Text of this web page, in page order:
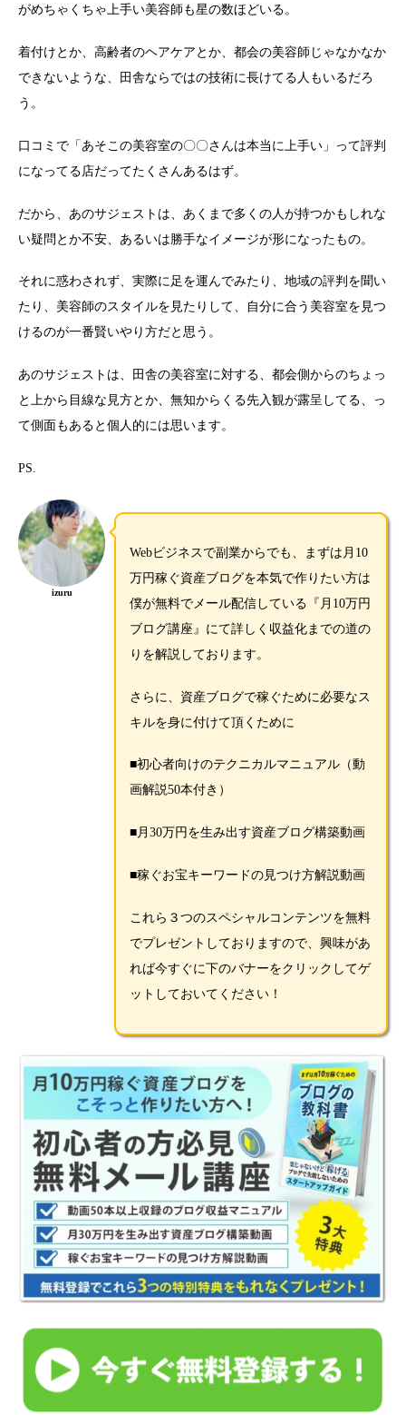
がめちゃくちゃ上手い美容師も星の数ほどいる。
着付けとか、高齢者のヘアケアとか、都会の美容師じゃなかなか
できないような、田舎ならではの技術に長けてる人もいるだろ
う。
口コミで「あそこの美容室の〇〇さんは本当に上手い」って評判
になってる店だってたくさんあるはず。
だから、あのサジェストは、あくまで多くの人が持つかもしれな
い疑問とか不安、あるいは勝手なイメージが形になったもの。
それに惑わされず、実際に足を運んでみたり、地域の評判を聞い
たり、美容師のスタイルを見たりして、自分に合う美容室を見つ
けるのが一番賢いやり方だと思う。
あのサジェストは、田舎の美容室に対する、都会側からのちょっ
と上から目線な見方とか、無知からくる先入観が露呈してる、っ
て側面もあると個人的には思います。
PS.
izuru
Webビジネスで副業からでも、まずは月10
万円稼ぐ資産ブログを本気で作りたい方は
僕が無料でメール配信している『月10万円
ブログ講座』にて詳しく収益化までの道の
りを解説しております。
さらに、資産ブログで稼ぐために必要なス
キルを身に付けて頂くために
■初心者向けのテクニカルマニュアル（動
画解説50本付き）
■月30万円を生み出す資産ブログ構築動画
■稼ぐお宝キーワードの見つけ方解説動画
これら３つのスペシャルコンテンツを無料
でプレゼントしておりますので、興味があ
れば今すぐに下のバナーをクリックしてゲ
ットしておいてください！